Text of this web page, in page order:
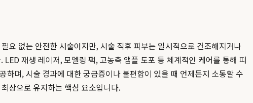
요 없는 안전한 시술이지만, 시술 직후 피부는 일시적으로 건조해지거나
재생 레이저, 모델링 팩, 고농축 앰플 도포 등 체계적인 케어를 통해 피
며, 시술 경과에 대한 궁금증이나 불편함이 있을 때 언제든지 소통할 수
상으로 유지하는 핵심 요소입니다.